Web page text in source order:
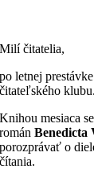
Milí čitatelia,
po letnej
čitateľského klubu.
Knihou mesiaca
románBenedicta
porozprávať o
čítania.